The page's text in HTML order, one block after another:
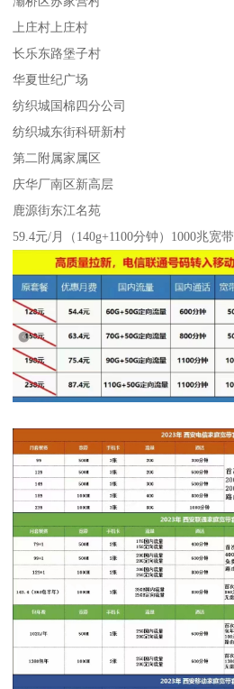
上庄村上庄村
长乐东路堡子村
华夏世纪广场
纺织城国棉四分公司
纺织城东街科研新村
第二附属家属区
庆华厂南区新高层
鹿源街东江名苑
59.4元/月（140g+1100分钟）1000兆宽带